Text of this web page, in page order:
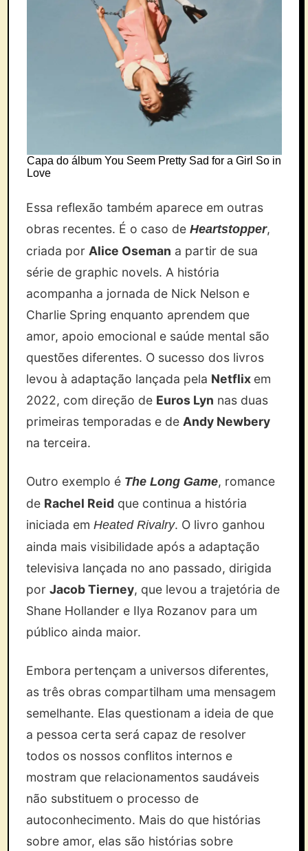
Capa do álbum You Seem Pretty Sad for a Girl So in
Love
Essa reflexão também aparece em outras
obras recentes. É o caso deHeartstopper,
criada por Alice Oseman a partir de sua
série de graphic novels. A história
acompanha a jornada de Nick Nelson e
Charlie Spring enquanto aprendem que
amor, apoio emocional e saúde mental são
questões diferentes. O sucesso dos livros
levou à adaptação lançada pela Netflix em
2022, com direção de Euros Lyn nas duas
primeiras temporadas e de Andy Newbery
na terceira.
Outro exemplo é The Long Game, romance
de Rachel Reid que continua a história
iniciada emHeated Rivalry. O livro ganhou
ainda mais visibilidade após a adaptação
televisiva lançada no ano passado, dirigida
porJacob Tierney, que levou a trajetória de
Shane Hollander e Ilya Rozanov para um
público ainda maior.
Embora pertençam a universos diferentes,
as três obras compartilham uma mensagem
semelhante. Elas questionam a ideia de que
a pessoa certa será capaz de resolver
todos os nossos conflitos internos e
mostram que relacionamentos saudáveis
não substituem o processo de
autoconhecimento. Mais do que histórias
sobre amor, elas são histórias sobre